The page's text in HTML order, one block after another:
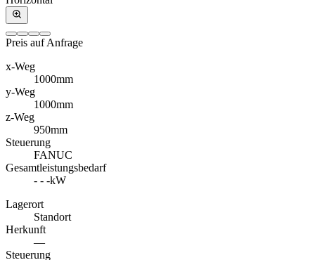
Preis auf Anfrage
x-Weg
1000mm
y-Weg
1000mm
z-Weg
950mm
Steuerung
FANUC
Gesamtleistungsbedarf
- - -kW
Lagerort
Standort
Herkunft
—
Steuerung